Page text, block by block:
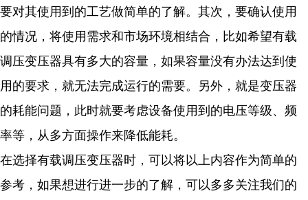
要对其使用到的工艺做简单的了解。其次，要确认使用
的情况，将使用需求和市场环境相结合，比如希望有载
调压变压器具有多大的容量，如果容量没有办法达到使
用的要求，就无法完成运行的需要。另外，就是变压器
的耗能问题，此时就要考虑设备使用到的电压等级、频
率等，从多方面操作来降低能耗。
在选择有载调压变压器时，可以将以上内容作为简单的
参考，如果想进行进一步的了解，可以多多关注我们的